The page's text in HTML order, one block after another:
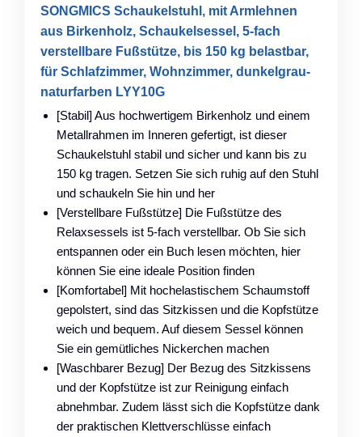
SONGMICS Schaukelstuhl, mit Armlehnen
aus Birkenholz, Schaukelsessel, 5-fach
verstellbare Fußstütze, bis 150 kg belastbar,
für Schlafzimmer, Wohnzimmer, dunkelgrau-
naturfarben LYY10G
[Stabil] Aus hochwertigem Birkenholz und einem
Metallrahmen im Inneren gefertigt, ist dieser
Schaukelstuhl stabil und sicher und kann bis zu
150 kg tragen. Setzen Sie sich ruhig auf den Stuhl
und schaukeln Sie hin und her
[Verstellbare Fußstütze] Die Fußstütze des
Relaxsessels ist 5-fach verstellbar. Ob Sie sich
entspannen oder ein Buch lesen möchten, hier
können Sie eine ideale Position finden
[Komfortabel] Mit hochelastischem Schaumstoff
gepolstert, sind das Sitzkissen und die Kopfstütze
weich und bequem. Auf diesem Sessel können
Sie ein gemütliches Nickerchen machen
[Waschbarer Bezug] Der Bezug des Sitzkissens
und der Kopfstütze ist zur Reinigung einfach
abnehmbar. Zudem lässt sich die Kopfstütze dank
der praktischen Klettverschlüsse einfach